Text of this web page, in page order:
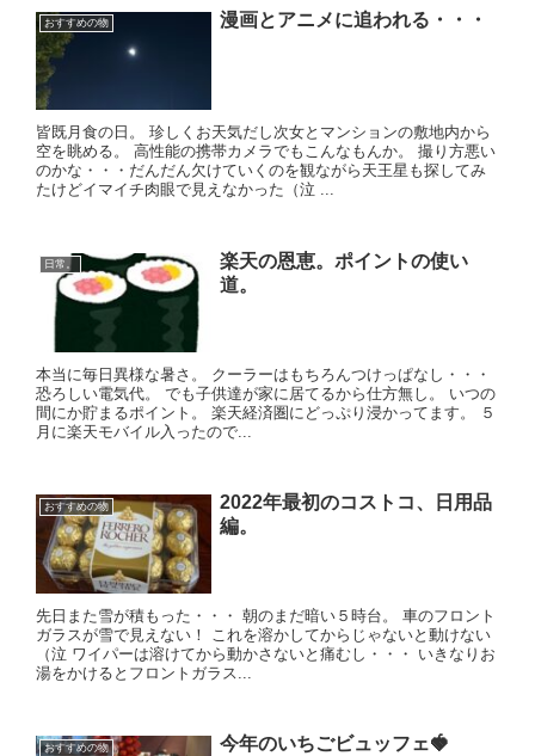
おすすめの物 漫画とアニメに追われる・・・
皆既月食の日。 珍しくお天気だし次女とマンションの敷地内から
空を眺める。 高性能の携帯カメラでもこんなもんか。 撮り方悪い
のかな・・・だんだん欠けていくのを観ながら天王星も探してみ
たけどイマイチ肉眼で見えなかった（泣 ...
日常。
楽天の恩恵。ポイントの使い
道。
本当に毎日異様な暑さ。 クーラーはもちろんつけっぱなし・・・
恐ろしい電気代。 でも子供達が家に居てるから仕方無し。 いつの
間にか貯まるポイント。 楽天経済圏にどっぷり浸かってます。 ５
月に楽天モバイル入ったので...
おすすめの物
2022年最初のコストコ、日用品
編。
先日また雪が積もった・・・ 朝のまだ暗い５時台。 車のフロント
ガラスが雪で見えない！ これを溶かしてからじゃないと動けない
（泣 ワイパーは溶けてから動かさないと痛むし・・・ いきなりお
湯をかけるとフロントガラス...
おすすめの物 今年のいちごビュッフェ🍓